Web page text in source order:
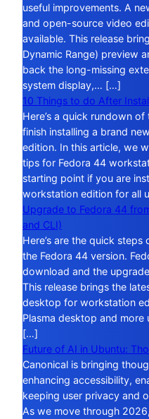
useful improvements. A
and open-source video
available. This release
Dynamic Range) preview
back the long-missing
system display,… […]
10 Things to do After
Here’s a quick rundown
finish installing a brand
edition. In this article, we
tips for Fedora 44
starting point if you are
workstation edition for all
Upgrade to Fedora 44
and CLI)
Here’s are the quick
the Fedora 44 version.
download and the
This release brings the
desktop for workstation
Plasma desktop and
[…]
Future of AI in Ubuntu:
Canonical is bringing
enhancing accessibility,
keeping user privacy and
As we move through